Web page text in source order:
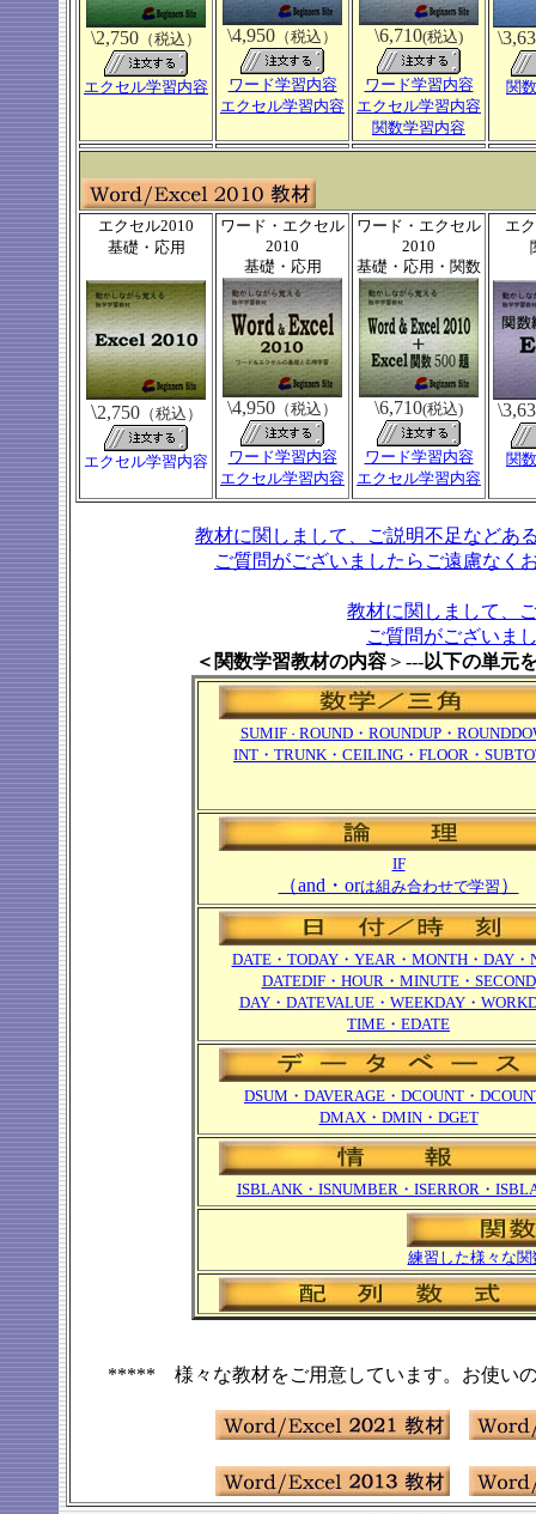
\2,750 （税込）
エクセル学習内容
\4,950 （税込）
ワード学習内容
エクセル学習内容
\6,710(税込)
ワード学習内容
エクセル学習内容
関数学習内容
関
エクセル2010
基礎・応用
\2,750（税込）
エクセル学習内容
ワード・エクセル
2010
基礎・応用
\4,950 （税込）
ワード学習内容
エクセル学習内容
ワード・エクセル
2010
基礎・応用・関数
\6,710(税込)
ワード学習内容
エクセル学習内容
エ
関
教材に関しまして、ご説明不足などあ
ご質問がございましたらご遠慮なく
教材に関しまして、
ご質問がございま
＜関数学習教材の内容＞---以下の単元
SUMIF・ ROUND・ROUNDUP・
INT・TRUNK・CEILING・FLOOR・
IF
（and・orは組み合わせで学習 ）
DATE・TODAY・YEAR・MONTH・DAY・
DATEDIF・HOUR・MINUTE・SECOND
DAY・DATEVALUE・WEEKDAY・
TIME・EDATE
DSUM・DAVERAGE・DCOUNT・
DMAX・DMIN・DGET
ISBLANK・ISNUMBER・ISERROR・
練習した様々な
***** 様々な教材をご用意しています。お使い